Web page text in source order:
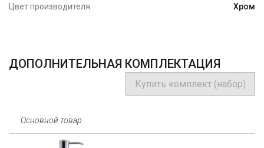
Цвет производителя Хром
ДОПОЛНИТЕЛЬНАЯ КОМПЛЕКТАЦИЯ
Купить комплект (набор)
Основной товар